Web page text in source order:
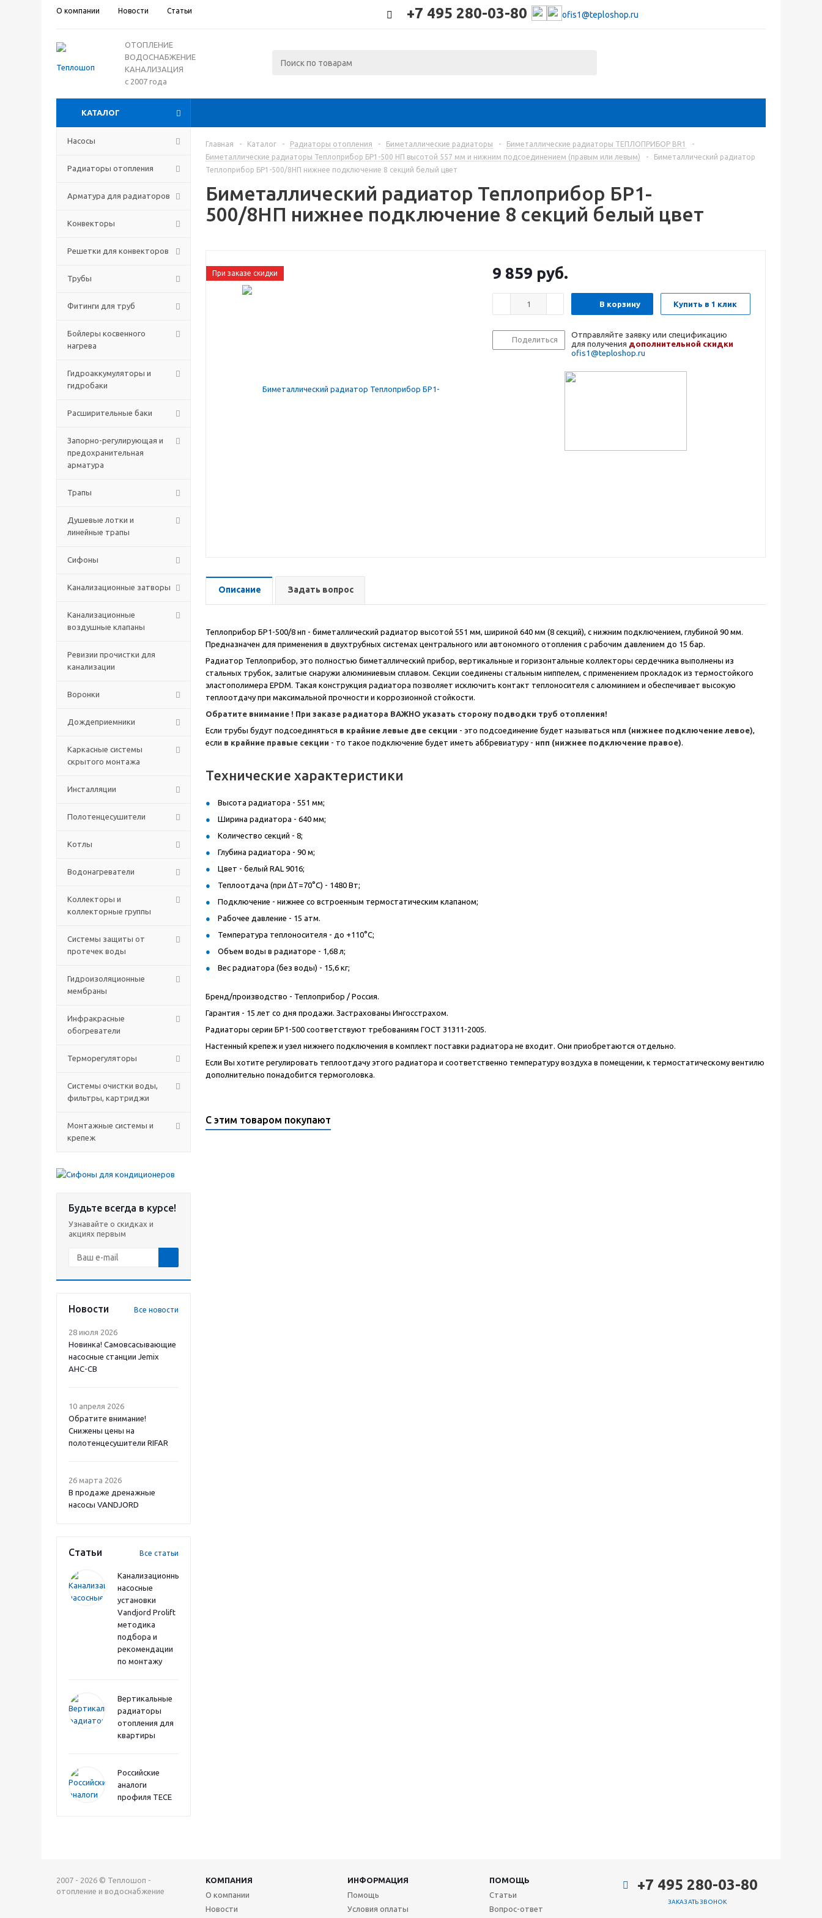
О компании Новости Статьи +7 495 280-03-80 ofis1@teploshop.ru
ОТОПЛЕНИЕ
ВОДОСНАБЖЕНИЕ
КАНАЛИЗАЦИЯ
с 2007 года
КАТАЛОГ
Насосы
Радиаторы отопления
Арматура для радиаторов
Конвекторы
Решетки для конвекторов
Трубы
Фитинги для труб
Бойлеры косвенного
нагрева
Гидроаккумуляторы и
гидробаки
Расширительные баки
Запорно-регулирующая и
предохранительная
арматура
Трапы
Душевые лотки и
линейные трапы
Сифоны
Канализационные затворы
Канализационные
воздушные клапаны
Ревизии прочистки для
канализации
Воронки
Дождеприемники
Каркасные системы
скрытого монтажа
Инсталляции
Полотенцесушители
Котлы
Водонагреватели
Коллекторы и
коллекторные группы
Системы защиты от
протечек воды
Гидроизоляционные
мембраны
Инфракрасные
обогреватели
Терморегуляторы
Системы очистки воды,
фильтры, картриджи
Монтажные системы и
крепеж
Будьте всегда в курсе!
Узнавайте о скидках и
акциях первым
Новости Все новости
28 июля 2026
Новинка! Самовсасывающие
насосные станции Jemix
АНС-СВ
10 апреля 2026
Обратите внимание!
Снижены цены на
полотенцесушители RIFAR
26 марта 2026
В продаже дренажные
насосы VANDJORD
Статьи Все статьи
Канализационные
насосные
установки
Vandjord Prolift
методика
подбора и
рекомендации
по монтажу
Вертикальные
радиаторы
отопления для
квартиры
Российские
аналоги
профиля TECE
Главная - Каталог - Радиаторы отопления - Биметаллические радиаторы - Биметаллические радиаторы ТЕПЛОПРИБОР BR1
-
Биметаллические радиаторы Теплоприбор БР1-500 НП высотой 557 мм и нижним подсоединением (правым или левым)
-
Биметаллический радиатор
Теплоприбор БР1-500/8НП нижнее подключение 8 секций белый цвет
Биметаллический радиатор Теплоприбор БР1-
500/8НП нижнее подключение 8 секций белый цвет
При заказе скидки 9 859 руб.
В корзину Купить в 1 клик
Поделиться
Отправляйте заявку или спецификацию
для получения дополнительной скидки
ofis1@teploshop.ru
Описание Задать вопрос
Теплоприбор БР1-500/8 нп - биметаллический радиатор высотой 551 мм, шириной 640 мм (8 секций), с нижним подключением, глубиной 90 мм.
Предназначен для применения в двухтрубных системах центрального или автономного отопления с рабочим давлением до 15 бар.
Радиатор Теплоприбор, это полностью биметаллический прибор, вертикальные и горизонтальные коллекторы сердечника выполнены из
стальных трубок, залитые снаружи алюминиевым сплавом. Секции соединены стальным ниппелем, с применением прокладок из термостойкого
эластополимера EPDM. Такая конструкция радиатора позволяет исключить контакт теплоносителя с алюминием и обеспечивает высокую
теплоотдачу при максимальной прочности и коррозионной стойкости.
Обратите внимание ! При заказе радиатора ВАЖНО указать сторону подводки труб отопления!
Если трубы будут подсоединяться в крайние левые две секции - это подсоединение будет называться нпл (нижнее подключение левое),
если в крайние правые секции - то такое подключение будет иметь аббревиатуру - нпп (нижнее подключение правое).
Технические характеристики
Высота радиатора - 551 мм;
Ширина радиатора - 640 мм;
Количество секций - 8;
Глубина радиатора - 90 м;
Цвет - белый RAL 9016;
Теплоотдача (при ∆T=70°C) - 1480 Вт;
Подключение - нижнее со встроенным термостатическим клапаном;
Рабочее давление - 15 атм.
Температура теплоносителя - до +110°C;
Объем воды в радиаторе - 1,68 л;
Вес радиатора (без воды) - 15,6 кг;
Бренд/производство - Теплоприбор / Россия.
Гарантия - 15 лет со дня продажи. Застрахованы Ингосстрахом.
Радиаторы серии БР1-500 соответствуют требованиям ГОСТ 31311-2005.
Настенный крепеж и узел нижнего подключения в комплект поставки радиатора не входит. Они приобретаются отдельно.
Если Вы хотите регулировать теплоотдачу этого радиатора и соответственно температуру воздуха в помещении, к термостатическому вентилю
дополнительно понадобится термоголовка.
С этим товаром покупают
2007 - 2026 © Теплошоп -
отопление и водоснабжение
КОМПАНИЯ ИНФОРМАЦИЯ
ПОМОЩЬ
О компании
Новости
Помощь
Условия оплаты
Статьи
Вопрос-ответ
+7 495 280-03-80
ЗАКАЗАТЬ ЗВОНОК